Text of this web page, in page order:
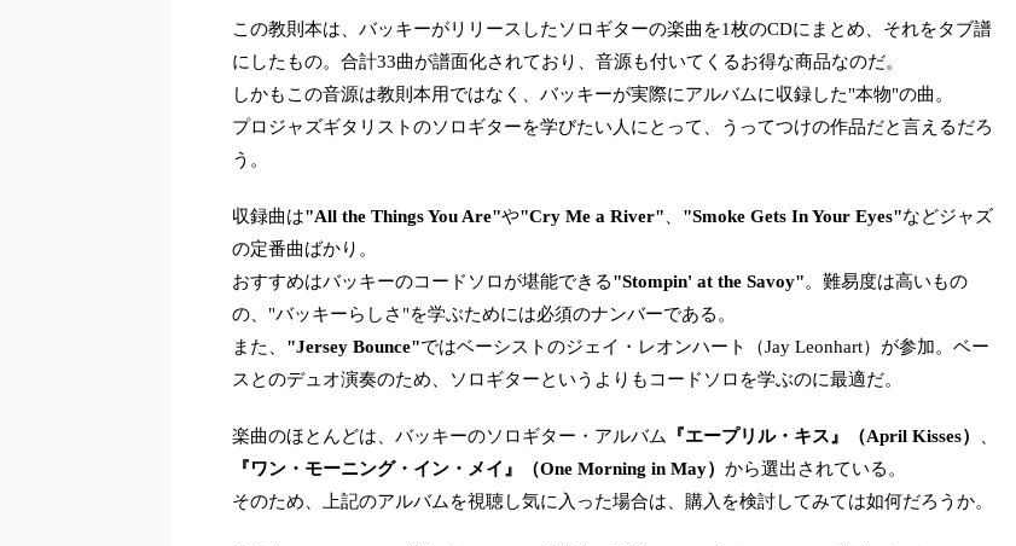
この教則本は、バッキーがリリースしたソロギターの楽曲を1枚のCDにまとめ、それをタブ譜
にしたもの。合計33曲が譜面化されており、音源も付いてくるお得な商品なのだ。
しかもこの音源は教則本用ではなく、バッキーが実際にアルバムに収録した"本物"の曲。
プロジャズギタリストのソロギターを学びたい人にとって、うってつけの作品だと言えるだろ
う。
収録曲は"All the Things You Are"や"Cry Me a River" "Smoke Gets In Your Eyes"などジャズ
の定番曲ばかり。
おすすめはバッキーのコードソロが堪能できる"Stompin' at the Savoy"。難易度は高いもの
の、"バッキーらしさ"を学ぶためには必須のナンバーである。
また、 "Jersey Bounce"ではベーシストのジェイ・レオンハート（Jay Leonhart）が参加。ベー
スとのデュオ演奏のため、ソロギターというよりもコードソロを学ぶのに最適だ。
楽曲のほとんどは、バッキーのソロギター・アルバム 『エープリル・キス』（April Kisses）
『ワン・モーニング・イン・メイ』（One Morning in May） から選出されている。
そのため、上記のアルバムを視聴し気に入った場合は、購入を検討してみては如何だろうか。